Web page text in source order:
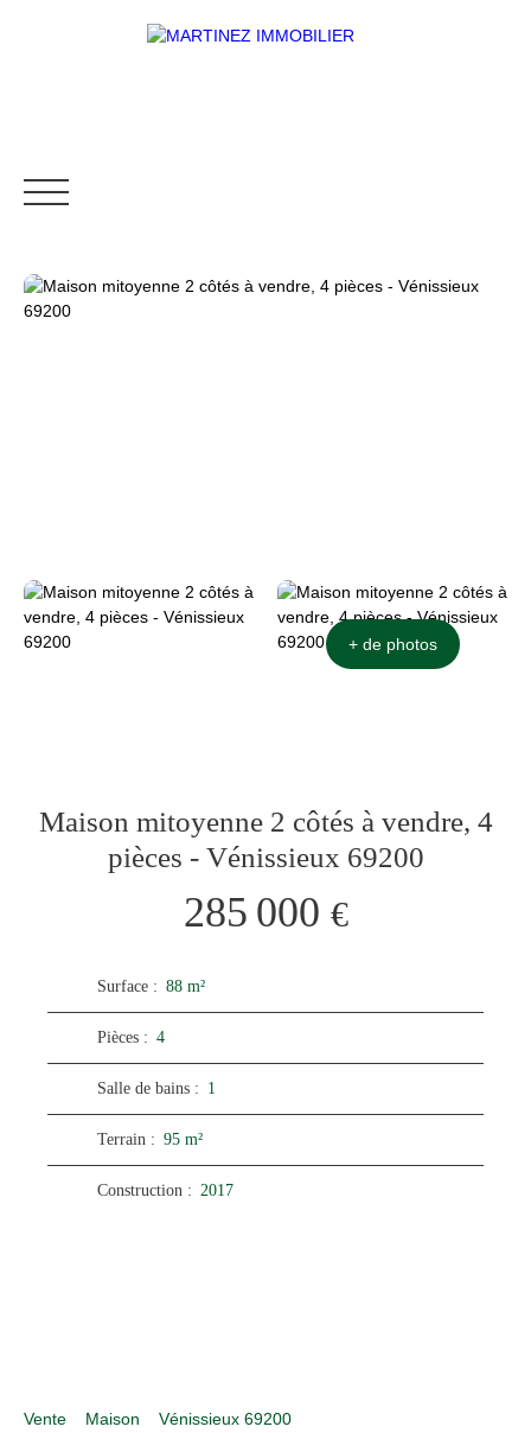
+ de photos
Maison mitoyenne 2 côtés à vendre, 4
pièces - Vénissieux 69200
285 000 €
Surface : 88 m²
Pièces : 4
Salle de bains : 1
Terrain : 95 m²
Construction : 2017
Vente Maison
Vénissieux 69200